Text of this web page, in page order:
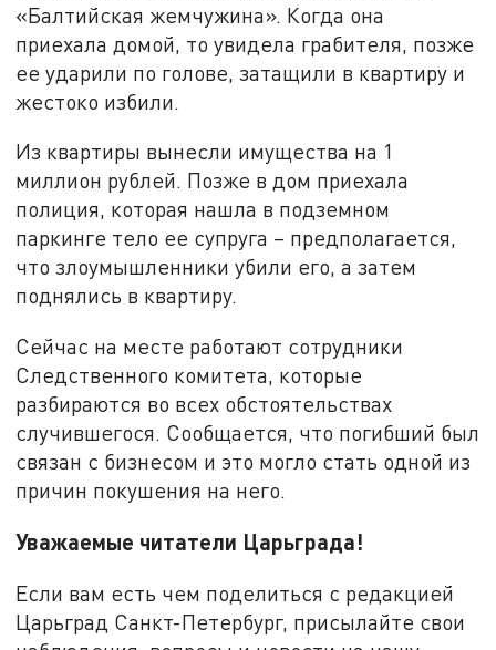
«Балтийская жемчужина». Когда она
приехала домой, то увидела грабителя, позже
ее ударили по голове, затащили в квартиру и
жестоко избили.
Из квартиры вынесли имущества на 1
миллион рублей. Позже в дом приехала
полиция, которая нашла в подземном
паркинге тело ее супруга – предполагается,
что злоумышленники убили его, а затем
поднялись в квартиру.
Сейчас на месте работают сотрудники
Следственного комитета, которые
разбираются во всех обстоятельствах
случившегося. Сообщается, что погибший был
связан с бизнесом и это могло стать одной из
причин покушения на него.
Уважаемые читатели Царьграда!
Если вам есть чем поделиться с редакцией
Царьград Санкт-Петербург, присылайте свои